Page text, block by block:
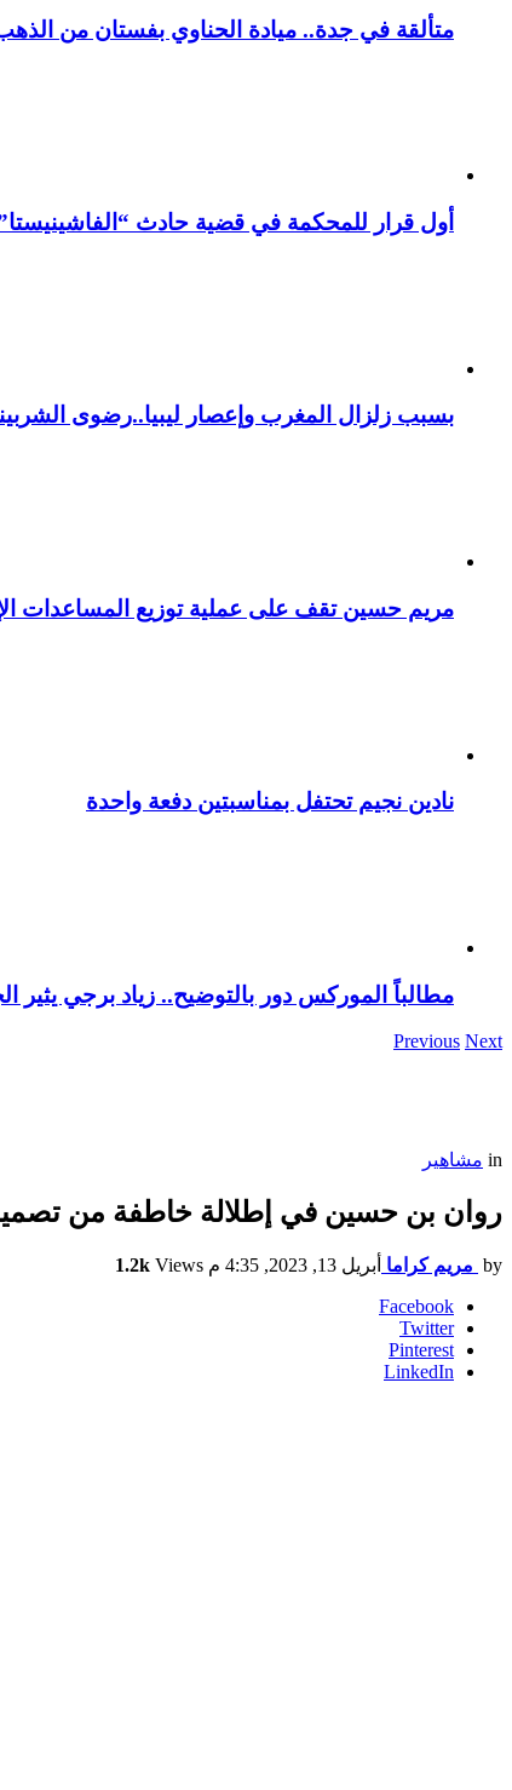
متألقة في جدة.. ميادة الحناوي بفستان من الذهب
أول قرار للمحكمة في قضية حادث “الفاشينيستا”
بسبب زلزال المغرب وإعصار ليبيا..رضوى
مريم حسين تقف على عملية توزيع المساعدات
نادين نجيم تحتفل بمناسبتين دفعة واحدة
مطالباً الموركس دور بالتوضيح.. زياد برجي يثير
Previous Next
in مشاهير
روان بن حسين في إطلالة خاطفة من
by مريم كراما أبريل 13, 2023, 4:35 م 1.2k Views
Facebook
Twitter
Pinterest
LinkedIn